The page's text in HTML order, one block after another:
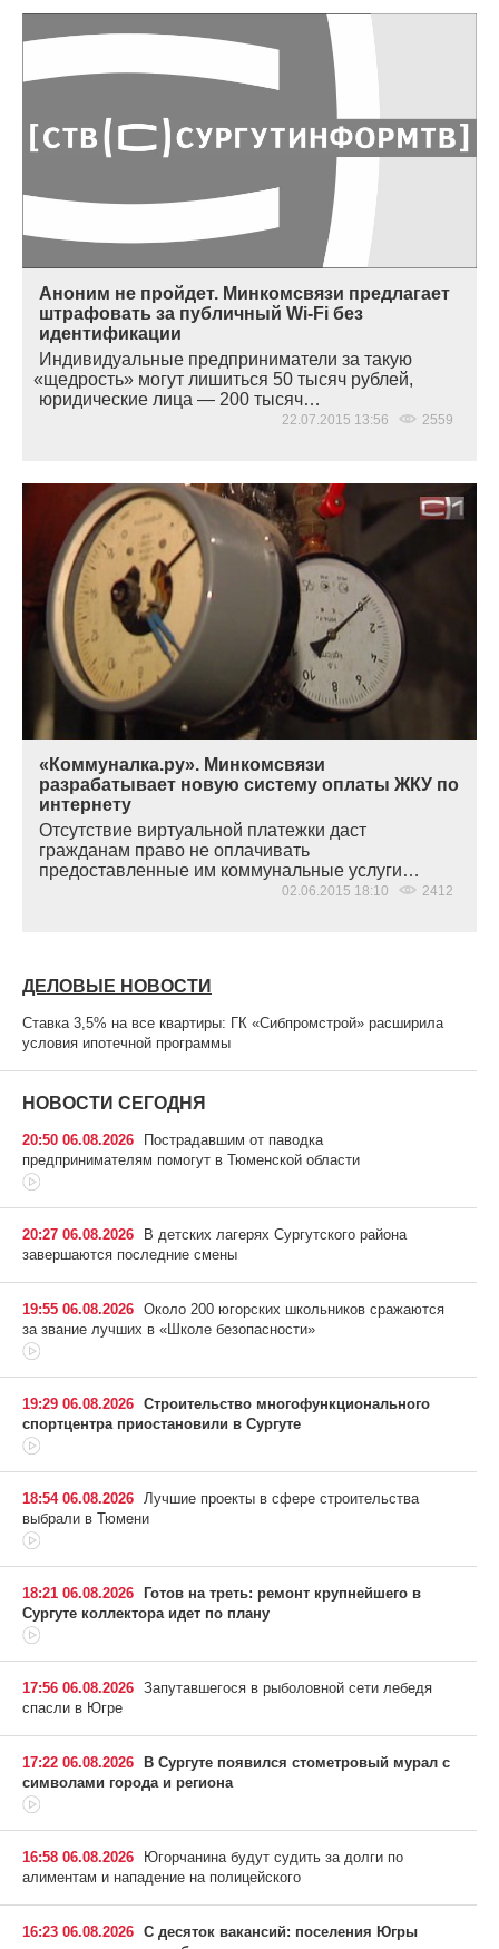
Аноним не пройдет. Минкомсвязи предлагает
штрафовать за публичный Wi-Fi без
идентификации
Индивидуальные предприниматели за такую
«щедрость» могут лишиться 50 тысяч рублей,
юридические лица — 200 тысяч…
22.07.2015 13:56 2559
«Коммуналка.ру». Минкомсвязи
разрабатывает новую систему оплаты ЖКУ по
интернету
Отсутствие виртуальной платежки даст
гражданам право не оплачивать
предоставленные им коммунальные услуги…
02.06.2015 18:10 2412
ДЕЛОВЫЕ НОВОСТИ
Ставка 3,5% на все квартиры: ГК «Сибпромстрой» расширила
условия ипотечной программы
НОВОСТИ СЕГОДНЯ
20:50 06.08.2026
Пострадавшим от паводка
предпринимателям помогут в Тюменской области
20:27 06.08.2026
В детских лагерях Сургутского района
завершаются последние смены
19:55 06.08.2026 Около 200 югорских школьников сражаются
за звание лучших в «Школе безопасности»
19:29 06.08.2026 Строительство многофункционального
спортцентра приостановили в Сургуте
18:54 06.08.2026
Лучшие проекты в сфере строительства
выбрали в Тюмени
18:21 06.08.2026 Готов на треть: ремонт крупнейшего в
Сургуте коллектора идет по плану
17:56 06.08.2026 Запутавшегося в рыболовной сети лебедя
спасли в Югре
17:22 06.08.2026 В Сургуте появился стометровый мурал с
символами города и региона
16:58 06.08.2026
Югорчанина будут судить за долги по
алиментам и нападение на полицейского
16:23 06.08.2026 С десяток вакансий: поселения Югры